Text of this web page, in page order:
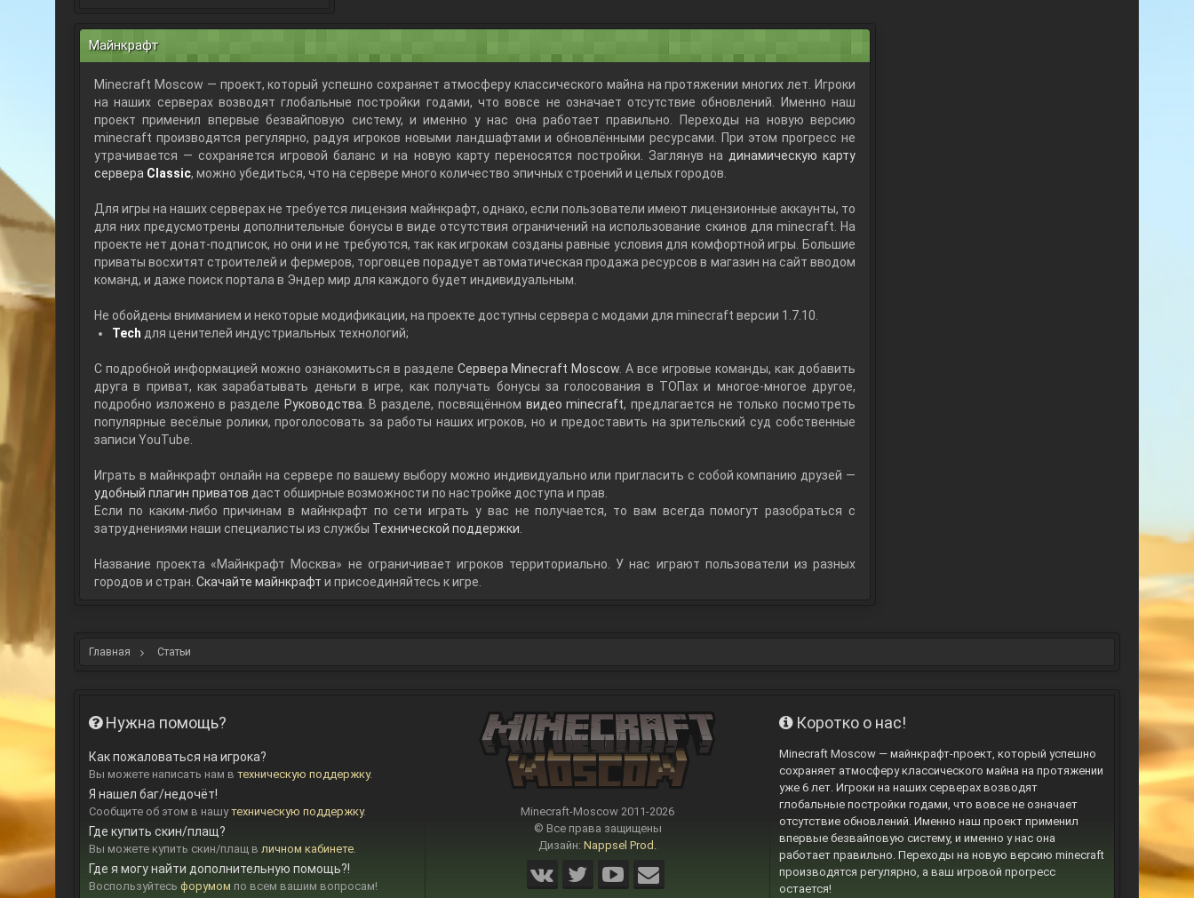
Майнкрафт
Minecraft Moscow — проект, который успешно сохраняет атмосферу классического майна на протяжении многих лет. Игроки
на наших серверах возводят глобальные постройки годами, что вовсе не означает отсутствие обновлений. Именно наш
проект применил впервые безвайповую систему, и именно у нас она работает правильно. Переходы на новую версию
minecraft производятся регулярно, радуя игроков новыми ландшафтами и обновлёнными ресурсами. При этом прогресс не
утрачивается — сохраняется игровой баланс и на новую карту переносятся постройки. Заглянув на динамическую карту
сервера Classic, можно убедиться, что на сервере много количество эпичных строений и целых городов.
Для игры на наших серверах не требуется лицензия майнкрафт, однако, если пользователи имеют лицензионные аккаунты, то
для них предусмотрены дополнительные бонусы в виде отсутствия ограничений на использование скинов для minecraft. На
проекте нет донат-подписок, но они и не требуются, так как игрокам созданы равные условия для комфортной игры. Большие
приваты восхитят строителей и фермеров, торговцев порадует автоматическая продажа ресурсов в магазин на сайт вводом
команд, и даже поиск портала в Эндер мир для каждого будет индивидуальным.
Не обойдены вниманием и некоторые модификации, на проекте доступны сервера с модами для minecraft версии 1.7.10.
Tech для ценителей индустриальных технологий;
С подробной информацией можно ознакомиться в разделе Сервера Minecraft Moscow . А все игровые команды, как добавить
друга в приват, как зарабатывать деньги в игре, как получать бонусы за голосования в ТОПах и многое-многое другое,
подробно изложено в разделе Руководства . В разделе, посвящённом видео minecraft, предлагается не только посмотреть
популярные весёлые ролики, проголосовать за работы наших игроков, но и предоставить на зрительский суд собственные
записи YouTube.
Играть в майнкрафт онлайн на сервере по вашему выбору можно индивидуально или пригласить с собой компанию друзей —
удобный плагин приватов даст обширные возможности по настройке доступа и прав.
Если по каким-либо причинам в майнкрафт по сети играть у вас не получается, то вам всегда помогут разобраться с
затруднениями наши специалисты из службы Технической поддержки
Название проекта «Майнкрафт Москва» не ограничивает игроков территориально. У нас играют пользователи из разных
городов и стран. Скачайте майнкрафт и присоединяйтесь к игре.
Главная Статьи
Нужна помощь?
Как пожаловаться на игрока?
Вы можете написать нам в техническую поддержку.
Я нашел баг/недочёт!
Сообщите об этом в нашутехническую поддержку.
Где купить скин/плащ?
Вы можете купить скин/плащ в личном кабинете.
Где я могу найти дополнительную помощь?!
Воспользуйтесь форумом по всем вашим вопросам!
Minecraft-Moscow 2011-2026
© Все права защищены
Дизайн: Nappsel Prod.
Коротко о нас!
Minecraft Moscow — майнкрафт-проект, который успешно
сохраняет атмосферу классического майна на протяжении
уже 6 лет. Игроки на наших серверах возводят
глобальные постройки годами, что вовсе не означает
отсутствие обновлений. Именно наш проект применил
впервые безвайповую систему, и именно у нас она
работает правильно. Переходы на новую версию minecraft
производятся регулярно, а ваш игровой прогресс
остается!